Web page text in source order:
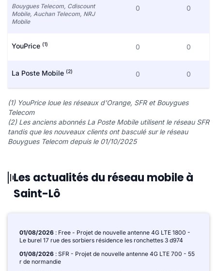
Bouygues Telecom, Cdiscount
Mobile, Auchan Telecom, NRJ
Mobile
0 0
YouPrice (1) 0 0
La Poste Mobile (2) 0 0
(1) YouPrice loue les réseaux d'Orange, SFR et Bouygues
Telecom
(2) Les anciens abonnés La Poste Mobile utilisent le réseau SFR
tandis que les nouveaux clients ont basculé sur le réseau
Bouygues Telecom depuis le 01/10/2025
Les actualités du réseau mobile à
Saint-Lô
01/08/2026 : Free - Projet de nouvelle antenne 4G LTE 1800 -
Le burel 17 rue des sorbiers résidence les ronchettes 3 d974
01/08/2026 : SFR - Projet de nouvelle antenne 4G LTE 700 - 55
r de normandie